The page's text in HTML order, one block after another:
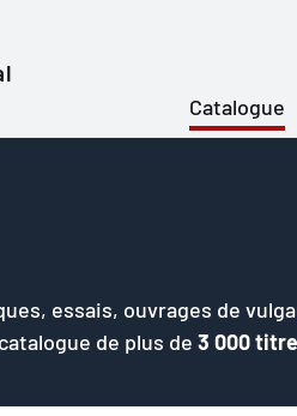
Catalogue
essais, ouvrages de
de plus de 3 000